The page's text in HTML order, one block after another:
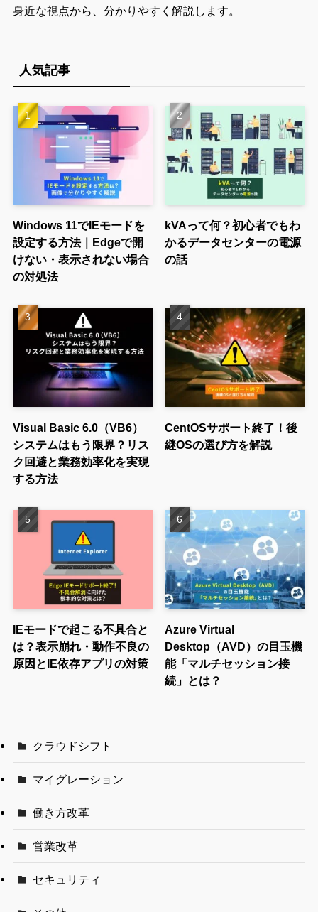
身近な視点から、分かりやすく解説します。
人気記事
Windows 11でIEモードを
設定する方法｜Edgeで開
けない・表示されない場合
の対処法
kVAって何？初心者でもわ
かるデータセンターの電源
の話
Visual Basic 6.0（VB6）
システムはもう限界？リス
ク回避と業務効率化を実現
する方法
CentOSサポート終了！後
継OSの選び方を解説
IEモードで起こる不具合と
は？表示崩れ・動作不良の
原因とIE依存アプリの対策
Azure Virtual
Desktop（AVD）の目玉機
能「マルチセッション接
続」とは？
クラウドシフト
マイグレーション
働き方改革
営業改革
セキュリティ